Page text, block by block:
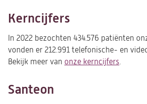
een
nieuwe
tab)
Kerncijfers
In 2022 bezochten 434.576 patiënten
vonden er 212.991 telefonische- en
Bekijk meer van onze kerncijfers(opent
.
Santeon